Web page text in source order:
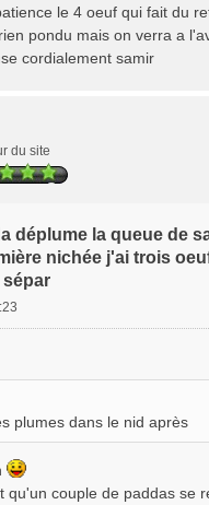
le 4 oeuf qui fait du
pondu mais on verra a
cordialement samir
du site
déplume la queue de
nichée j'ai trois
sépar
plumes dans le nid après
qu'un couple de paddas se